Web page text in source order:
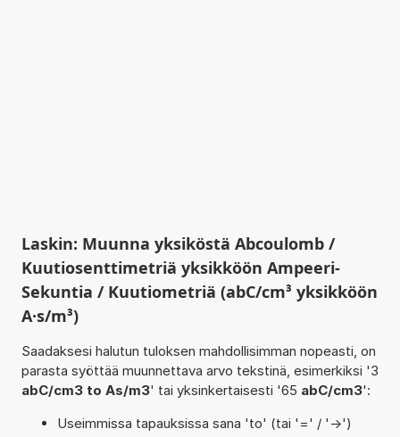
Laskin: Muunna yksiköstä Abcoulomb /
Kuutiosenttimetriä yksikköön Ampeeri-
Sekuntia / Kuutiometriä (abC/cm³ yksikköön
A·s/m³)
Saadaksesi halutun tuloksen mahdollisimman nopeasti, on
parasta syöttää muunnettava arvo tekstinä, esimerkiksi '3
abC/cm3 to As/m3' tai yksinkertaisesti '65 abC/cm3':
Useimmissa tapauksissa sana 'to' (tai '=' / '->')